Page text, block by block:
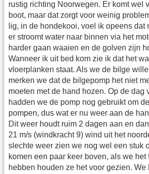
rustig richting Noorwegen. Er komt wel
boot, maar dat zorgt voor weinig
lig, in de hondekooi, voel ik opeens dat
er stroomt water naar binnen via het
harder gaan waaien en de golven zijn
Wanneer ik uit bed kom zie ik dat het
vloerplanken staat. Als we de bilge
merken we dat de bilgepomp het niet
moeten met de hand hozen. Op de dag
hadden we de pomp nog gebruikt om
pompen, dus wat er nu weer aan de
Dit weer houdt ruim 2 dagen aan en
21 m/s (windkracht 9) wind uit het
slechte weer zien we nog wel een stuk
komen een paar keer boven, als we het
hebben houden ze het voor gezien. We